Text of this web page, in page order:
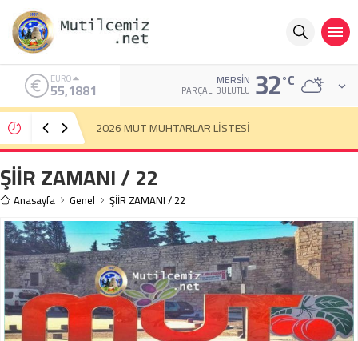
ALTIN
6.660,55 MERSIN
PARÇALI BULUTLU 32°C
Mut’ta bisikletin çarptığı yaya yaralandı
ŞİİR ZAMANI / 22
Anasayfa Genel ŞİİR ZAMANI / 22